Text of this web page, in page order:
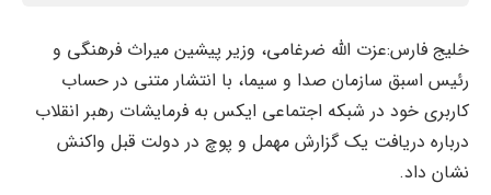
خلیج فارس:عزت الله ضرغامی، وزیر پیشین میراث فرهنگی و
رئیس اسبق سازمان صدا و سیما، با انتشار متنی در حساب
کاربری خود در شبکه اجتماعی ایکس به فرمایشات رهبر انقلاب
درباره دریافت یک گزارش مهمل و پوچ در دولت قبل واکنش
نشان داد.